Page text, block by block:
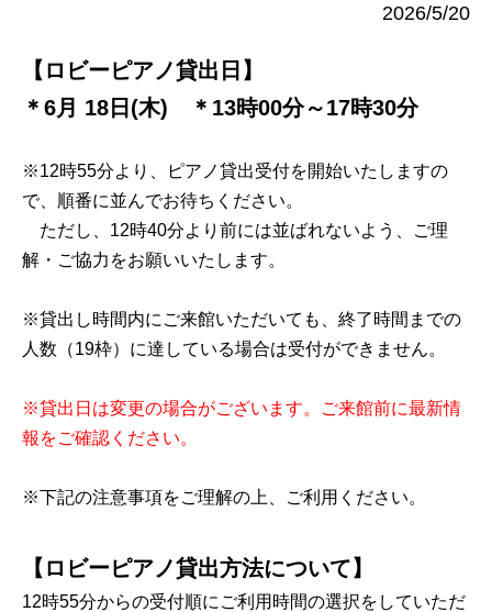
2026/5/20
【ロビーピアノ貸出日】
＊6月 18日(木)
＊13時00分～17時30分
※12時55分より、ピアノ貸出受付を開始いたしますの
で、順番に並んでお待ちください。
ただし、12時40分より前には並ばれないよう、ご理
解・ご協力をお願いいたします。
※貸出し時間内にご来館いただいても、終了時間までの
人数（19枠）に達している場合は受付ができません。
※貸出日は変更の場合がございます。ご来館前に最新情
報をご確認ください。
※下記の注意事項をご理解の上、ご利用ください。
【ロビーピアノ貸出方法について】
12時55分からの受付順にご利用時間の選択をしていただ